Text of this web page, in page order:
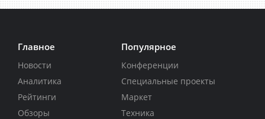
Главное
Новости
Аналитика
Рейтинги
Обзоры
Популярное
Конференции
Специальные проекты
Маркет
Техника